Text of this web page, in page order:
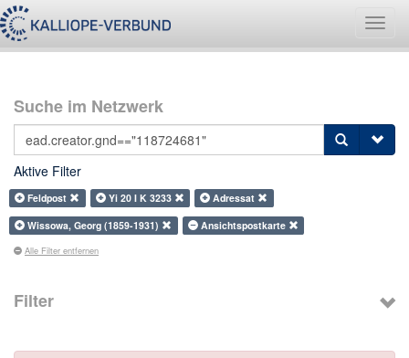
Suche im Netzwerk
Aktive Filter
Feldpost Yi 20 I K 3233
Adressat
Wissowa, Georg (1859-1931)
Ansichtspostkarte
Alle Filter entfernen
Filter